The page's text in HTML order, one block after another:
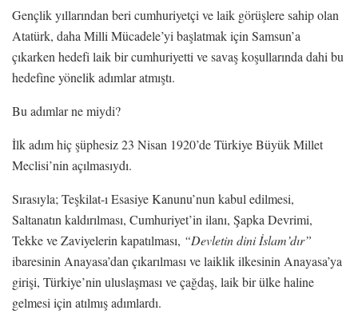
Gençlik yıllarından beri cumhuriyetçi ve laik görüşlere sahip olan
Atatürk, daha Milli Mücadele’yi başlatmak için Samsun’a
çıkarken hedefi laik bir cumhuriyetti ve savaş koşullarında dahi bu
hedefine yönelik adımlar atmıştı.
Bu adımlar ne miydi?
İlk adım hiç şüphesiz 23 Nisan 1920’de Türkiye Büyük Millet
Meclisi’nin açılmasıydı.
Sırasıyla; Teşkilat-ı Esasiye Kanunu’nun kabul edilmesi,
Saltanatın kaldırılması, Cumhuriyet’in ilanı, Şapka Devrimi,
Tekke ve Zaviyelerin kapatılması, “Devletin dini İslam’dır”
ibaresinin Anayasa’dan çıkarılması ve laiklik ilkesinin Anayasa’ya
girişi, Türkiye’nin uluslaşması ve çağdaş, laik bir ülke haline
gelmesi için atılmış adımlardı.